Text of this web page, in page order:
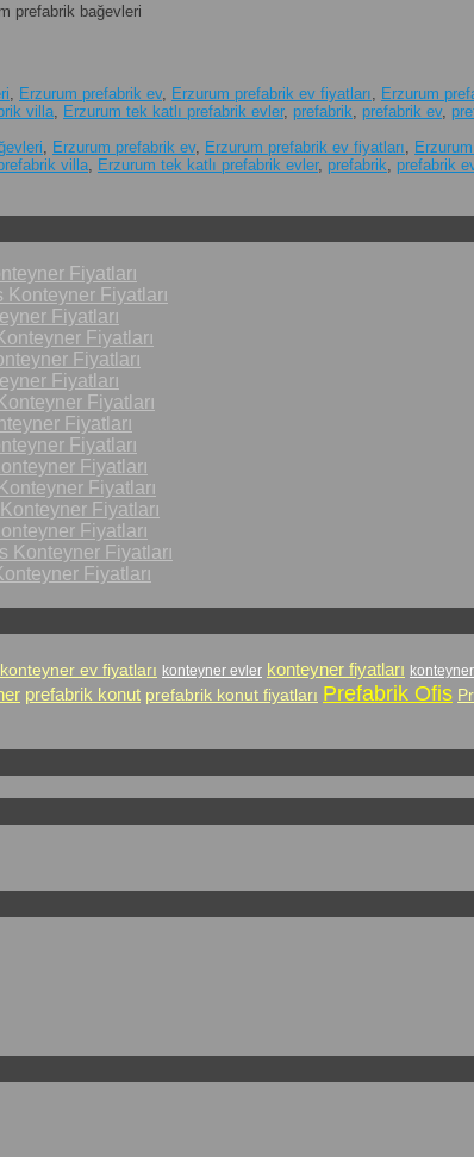
prefabrik bağevleri
Erzurum prefabrik ev, Erzurum prefabrik ev fiyatları Erzurum
villa Erzurum tek katlı prefabrik evler, prefabrik prefabrik ev,
Erzurum prefabrik ev, Erzurum prefabrik ev fiyatları
villa Erzurum tek katlı prefabrik evler, prefabrik prefabrik
Fiyatları
Fiyatları
Fiyatları
Fiyatları
Fiyatları
Fiyatları
Fiyatları
Fiyatları
Fiyatları
Fiyatları
Fiyatları
Fiyatları
Fiyatları
Konteyner Fiyatları
Fiyatları
konteyner ev fiyatları konteyner evler konteyner fiyatları
prefabrik konut prefabrik konut fiyatları Prefabrik Ofis